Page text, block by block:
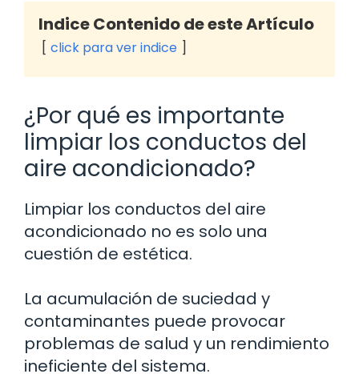
Indice Contenido de este Artículo
click para ver indice
¿Por qué es importante
limpiar los conductos del
aire acondicionado?
Limpiar los conductos del aire
acondicionado no es solo una
cuestión de estética.
La acumulación de suciedad y
contaminantes puede provocar
problemas de salud y un rendimiento
ineficiente del sistema.